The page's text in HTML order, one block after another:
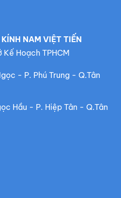
NAM VIỆT TIẾN
Hoạch TPHCM
- P. Phú Trung - Q.Tân
Hầu - P. Hiệp Tân - Q.Tân